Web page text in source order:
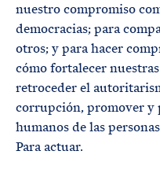
nuestro compromiso
democracias; para
otros; y para hacer
cómo fortalecer
retroceder el
corrupción, promover y
humanos de las
Para actuar.